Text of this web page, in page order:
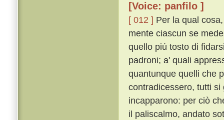
[Voice: panfilo ]
[ 012 ] Per la qual
mente ciascun se
quello piú tosto di
padroni; a' quali
quantunque quelli che
contradicessero, tutti
incapparono: per ciò
il paliscalmo, andato